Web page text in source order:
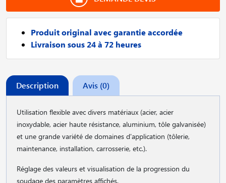
Produit original avec garantie accordée
Livraison sous 24 à 72 heures
Description Avis (0)
Utilisation flexible avec divers matériaux (acier, acier
inoxydable, acier haute résistance, aluminium, tôle galvanisée)
et une grande variété de domaines d'application (tôlerie,
maintenance, installation, carrosserie, etc.).
Réglage des valeurs et visualisation de la progression du
soudage des paramètres affichés.